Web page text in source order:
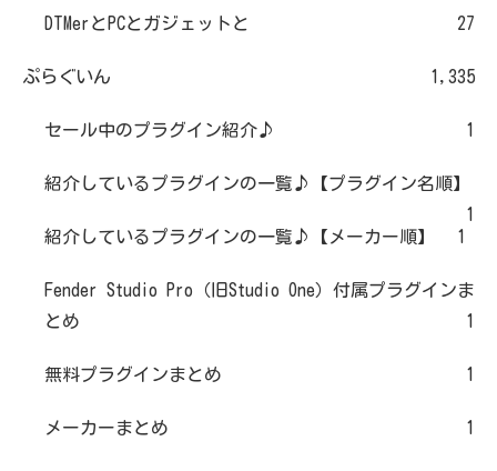
DTMerとPCとガジェットと 27
ぷらぐいん 1,335
セール中のプラグイン紹介♪ 1
紹介しているプラグインの一覧♪【プラグイン名順】
1
紹介しているプラグインの一覧♪【メーカー順】
1
Fender Studio Pro（旧Studio One）付属プラグインま
とめ
1
無料プラグインまとめ 1
メーカーまとめ 1